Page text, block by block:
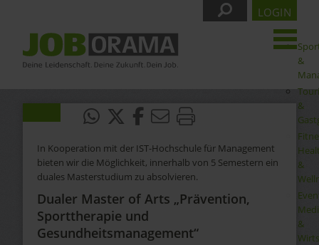
&
&
&
&
LOGIN
In Kooperation mit der IST-Hochschule für Management
bieten wir die Möglichkeit, innerhalb von 5 Semestern ein
duales Masterstudium zu absolvieren.
Dualer Master of Arts „Prävention,
Sporttherapie und
Gesundheitsmanagement“